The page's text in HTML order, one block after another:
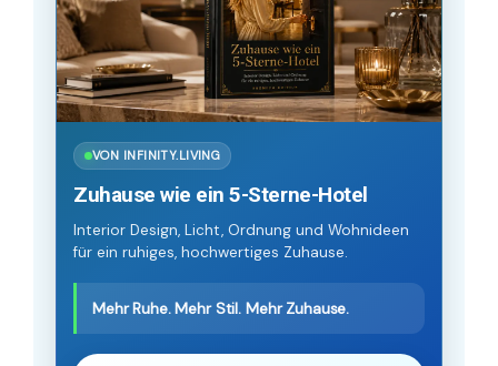
VON INFINITY.LIVING
Zuhause wie ein 5-Sterne-Hotel
Interior Design, Licht, Ordnung und Wohnideen
für ein ruhiges, hochwertiges Zuhause.
Mehr Ruhe. Mehr Stil. Mehr Zuhause.